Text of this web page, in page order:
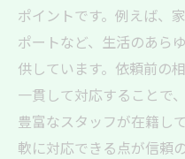
ポイントです。例えば、
ポートなど、生活のあら
供しています。依頼前の
一貫して対応することで
豊富なスタッフが在籍し
軟に対応できる点が信頼の